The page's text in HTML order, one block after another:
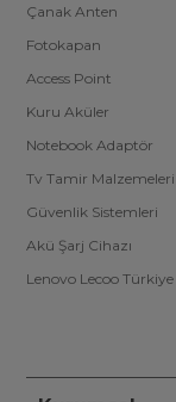
Çanak Anten
Fotokapan
Access Point
Kuru Aküler
Notebook Adaptör
Tv Tamir Malzemeleri
Güvenlik Sistemleri
Akü Şarj Cihazı
Lenovo Lecoo Türkiye